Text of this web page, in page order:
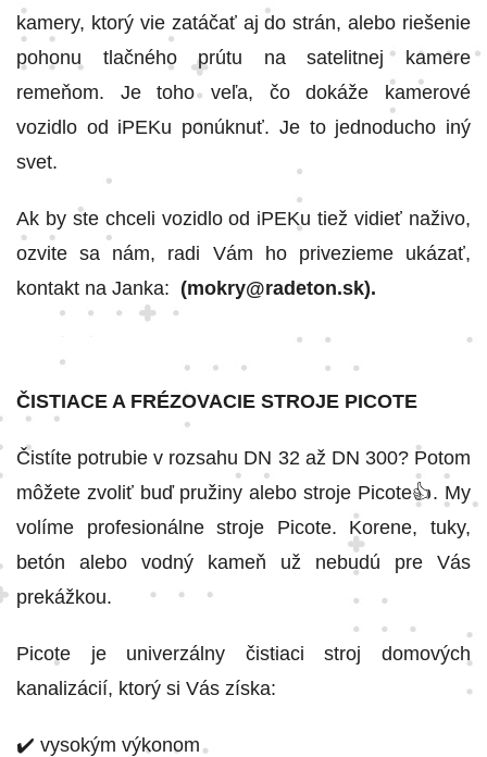
kamery, ktorý vie zatáčať aj do strán, alebo riešenie
pohonu tlačného prútu na satelitnej kamere
remeňom. Je toho veľa, čo dokáže kamerové
vozidlo od iPEKu ponúknuť. Je to jednoducho iný
svet.
Ak by ste chceli vozidlo od iPEKu tiež vidieť naživo,
ozvite sa nám, radi Vám ho privezieme ukázať,
kontakt na Janka: (mokry@radeton.sk).
ČISTIACE A FRÉZOVACIE STROJE PICOTE
Čistíte potrubie v rozsahu DN 32 až DN 300? Potom
môžete zvoliť buď pružiny alebo stroje Picote👍. My
volíme profesionálne stroje Picote. Korene, tuky,
betón alebo vodný kameň už nebudú pre Vás
prekážkou.
Picote je univerzálny čistiaci stroj domových
kanalizácií, ktorý si Vás získa:
✔️ vysokým výkonom